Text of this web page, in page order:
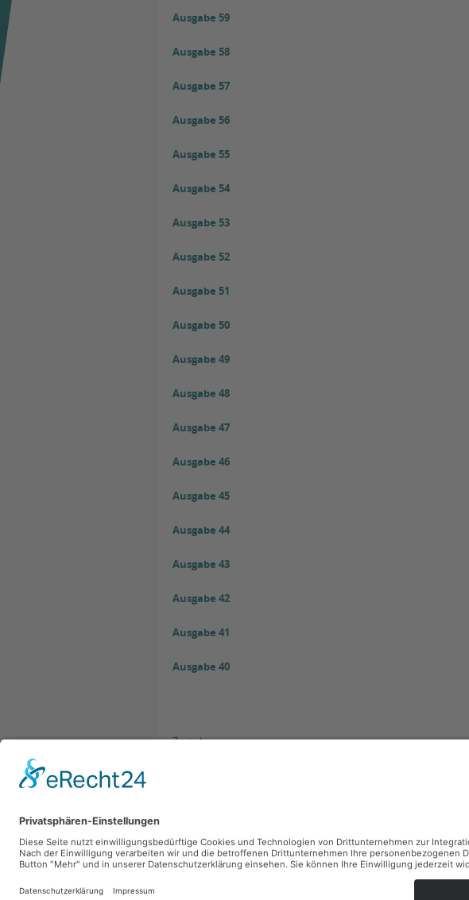
Ausgabe 59
Ausgabe 58
Ausgabe 57
Ausgabe 56
Ausgabe 55
Ausgabe 54
Ausgabe 53
Ausgabe 52
Ausgabe 51
Ausgabe 50
Ausgabe 49
Ausgabe 48
Ausgabe 47
Ausgabe 46
Ausgabe 45
Ausgabe 44
Ausgabe 43
Ausgabe 42
Ausgabe 41
Ausgabe 40
Zurück